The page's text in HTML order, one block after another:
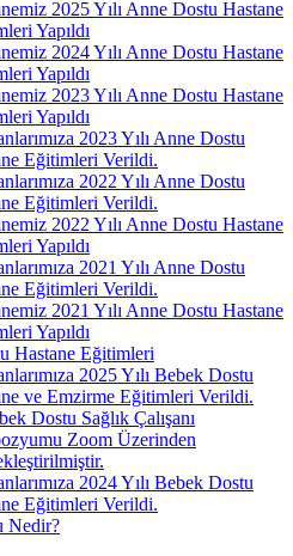
2025 Yılı Anne Dostu Hastane
Yapıldı
2024 Yılı Anne Dostu Hastane
Yapıldı
2023 Yılı Anne Dostu Hastane
Yapıldı
2023 Yılı Anne Dostu
Eğitimleri Verildi.
2022 Yılı Anne Dostu
Eğitimleri Verildi.
2022 Yılı Anne Dostu Hastane
Yapıldı
2021 Yılı Anne Dostu
Eğitimleri Verildi.
2021 Yılı Anne Dostu Hastane
Yapıldı
Hastane Eğitimleri
2025 Yılı Bebek Dostu
ve Emzirme Eğitimleri Verildi.
Dostu Sağlık Çalışanı
Zoom Üzerinden
2024 Yılı Bebek Dostu
Eğitimleri Verildi.
Nedir?